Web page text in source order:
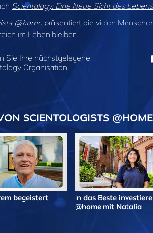
Scientology: Eine Neue Sicht des Lebens
@homepräsentiert die vielen
im Leben bleiben.
Sie Ihre nächstgelegene
Organisation
SCIENTOLOGISTS @HOME
begeistert
In das Beste
@home mit Natalia